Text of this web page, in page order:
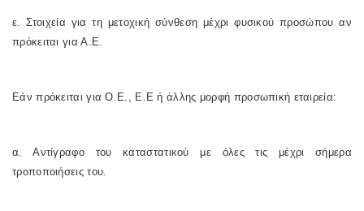
ε. Στοιχεία για τη μετοχική σύνθεση μέχρι φυσικού προσώπου αν
πρόκειται για Α.Ε.
Εάν πρόκειται για Ο.Ε., Ε.Ε ή άλλης μορφή προσωπική εταιρεία:
α. Αντίγραφο του καταστατικού με όλες τις μέχρι σήμερα
τροποποιήσεις του.